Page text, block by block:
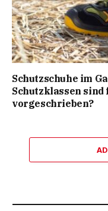
Schutzschuhe im
Schutzklassen
vorgeschrieben?